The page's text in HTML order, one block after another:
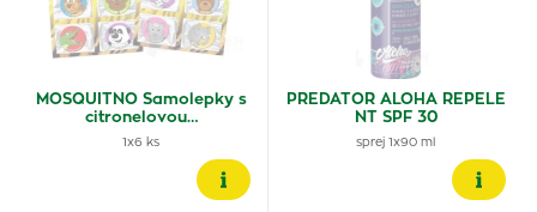
MOSQUITNO Samolepky s
citronelovou…
1x6 ks
PREDATOR ALOHA REPELE
NT SPF 30
sprej 1x90 ml